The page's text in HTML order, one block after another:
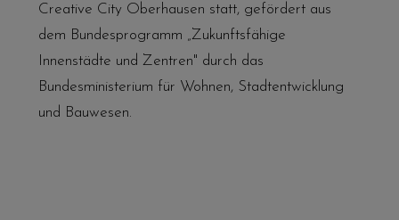
Creative City Oberhausen statt, gefördert aus
dem Bundesprogramm „Zukunftsfähige
Innenstädte und Zentren" durch das
Bundesministerium für Wohnen, Stadtentwicklung
und Bauwesen.